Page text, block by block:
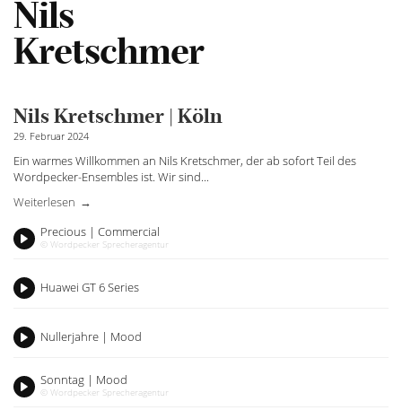
Nils
Kretschmer
Nils Kretschmer | Köln
29. Februar 2024
Ein warmes Willkommen an Nils Kretschmer, der ab sofort Teil des
Wordpecker-Ensembles ist. Wir sind
Weiterlesen
...
Play
Precious | Commercial
© Wordpecker Sprecheragentur
Play
Huawei GT 6 Series
Play
Nullerjahre | Mood
Play
Sonntag | Mood
© Wordpecker Sprecheragentur